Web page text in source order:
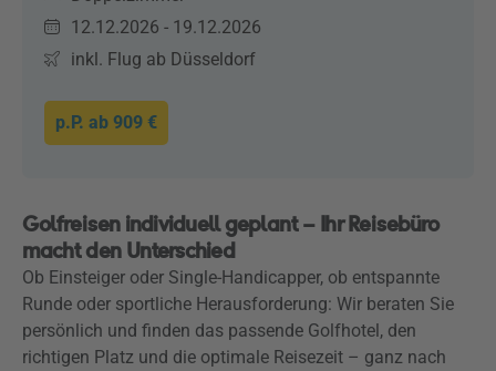
12.12.2026 - 19.12.2026
inkl. Flug ab Düsseldorf
p.P. ab 909 €
Golfreisen individuell geplant – Ihr Reisebüro
macht den Unterschied
Ob Einsteiger oder Single-Handicapper, ob entspannte
Runde oder sportliche Herausforderung: Wir beraten Sie
persönlich und finden das passende Golfhotel, den
richtigen Platz und die optimale Reisezeit – ganz nach